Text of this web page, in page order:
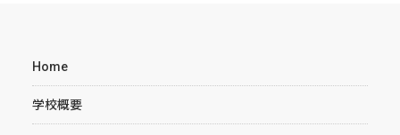
Home
学校概要